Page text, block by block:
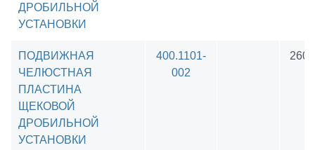
ДРОБИЛЬНОЙ
УСТАНОВКИ
ПОДВИЖНАЯ
ЧЕЛЮСТНАЯ
ПЛАСТИНА
ЩЕКОВОЙ
ДРОБИЛЬНОЙ
УСТАНОВКИ
400.1101-
002